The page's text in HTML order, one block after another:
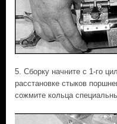
5. Сборку начните с 1-го
расстановке стыков
сожмите кольца